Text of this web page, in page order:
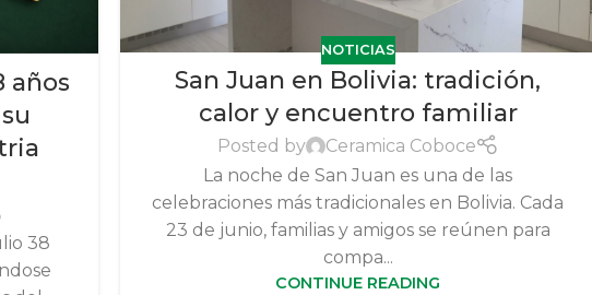
años
38
NOTICIAS
San Juan en Bolivia: tradición,
calor y encuentro familiar
Posted by
Ceramica Coboce
La noche de San Juan es una de las
celebraciones más tradicionales en Bolivia. Cada
23 de junio, familias y amigos se reúnen para
compa...
CONTINUE READING